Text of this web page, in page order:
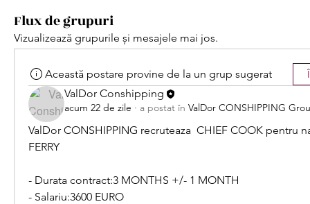
Flux de grupuri
Vizualizează grupurile și mesajele mai jos.
Această postare provine de la un grup sugerat
ValDor Conshipping
acum 22 de zile · a postat în ValDor CONSHIPPING
ValDor CONSHIPPING recruteaza  CHIEF COOK pentru
FERRY
- Durata contract:3 MONTHS +/- 1 MONTH
- Salariu:3600 EURO